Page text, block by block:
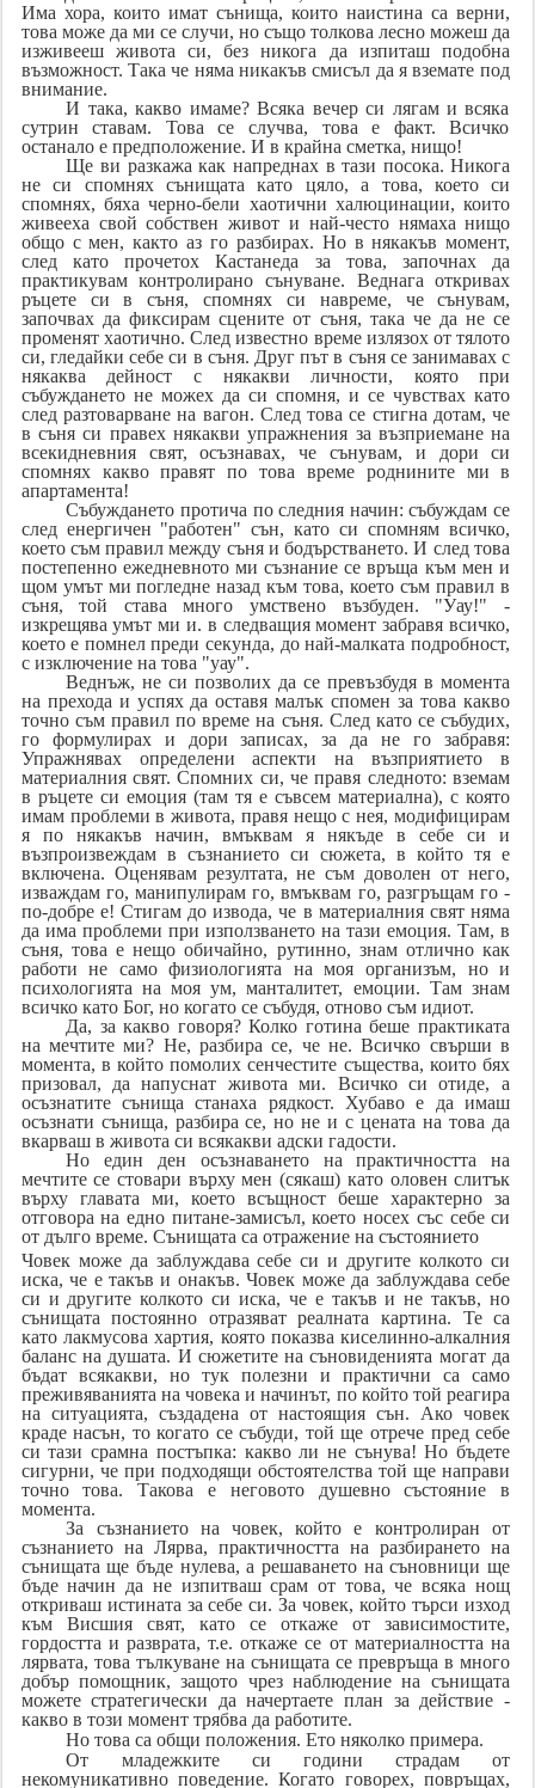
Има хора, които имат сънища, които наистина са верни,
това може да ми се случи, но също толкова лесно можеш да
изживееш живота си, без никога да изпиташ подобна
възможност. Така че няма никакъв смисъл да я вземате под
внимание.
И така, какво имаме? Всяка вечер си лягам и всяка
сутрин ставам. Това се случва, това е факт. Всичко
останало е предположение. И в крайна сметка, нищо!
Ще ви разкажа как напреднах в тази посока. Никога
не си спомнях сънищата като цяло, а това, което си
спомнях, бяха черно-бели хаотични халюцинации, които
живееха свой собствен живот и най-често нямаха нищо
общо с мен, както аз го разбирах. Но в някакъв момент,
след като прочетох Кастанеда за това, започнах да
практикувам контролирано сънуване. Веднага откривах
ръцете си в съня, спомнях си навреме, че сънувам,
започвах да фиксирам сцените от съня, така че да не се
променят хаотично. След известно време излязох от тялото
си, гледайки себе си в съня. Друг път в съня се занимавах с
някаква дейност с някакви личности, която при
събуждането не можех да си спомня, и се чувствах като
след разтоварване на вагон. След това се стигна дотам, че
в съня си правех някакви упражнения за възприемане на
всекидневния свят, осъзнавах, че сънувам, и дори си
спомнях какво правят по това време роднините ми в
апартамента!
Събуждането протича по следния начин: събуждам се
след енергичен "работен" сън, като си спомням всичко,
което съм правил между съня и бодърстването. И след това
постепенно ежедневното ми съзнание се връща към мен и
щом умът ми погледне назад към това, което съм правил в
съня, той става много умствено възбуден. "Уау!" -
изкрещява умът ми и. в следващия момент забравя всичко,
което е помнел преди секунда, до най-малката подробност,
с изключение на това "уау".
Веднъж, не си позволих да се превъзбудя в момента
на прехода и успях да оставя малък спомен за това какво
точно съм правил по време на съня. След като се събудих,
го формулирах и дори записах, за да не го забравя:
Упражнявах определени аспекти на възприятието в
материалния свят. Спомних си, че правя следното: вземам
в ръцете си емоция (там тя е съвсем материална), с която
имам проблеми в живота, правя нещо с нея, модифицирам
я по някакъв начин, вмъквам я някъде в себе си и
възпроизвеждам в съзнанието си сюжета, в който тя е
включена. Оценявам резултата, не съм доволен от него,
изваждам го, манипулирам го, вмъквам го, разгръщам го -
по-добре е! Стигам до извода, че в материалния свят няма
да има проблеми при използването на тази емоция. Там, в
съня, това е нещо обичайно, рутинно, знам отлично как
работи не само физиологията на моя организъм, но и
психологията на моя ум, манталитет, емоции. Там знам
всичко като Бог, но когато се събудя, отново съм идиот.
Да, за какво говоря? Колко готина беше практиката
на мечтите ми? Не, разбира се, че не. Всичко свърши в
момента, в който помолих сенчестите същества, които бях
призовал, да напуснат живота ми. Всичко си отиде, а
осъзнатите сънища станаха рядкост. Хубаво е да имаш
осъзнати сънища, разбира се, но не и с цената на това да
вкарваш в живота си всякакви адски гадости.
Но един ден осъзнаването на практичността на
мечтите се стовари върху мен (сякаш) като оловен слитък
върху главата ми, което всъщност беше характерно за
отговора на едно питане-замисъл, което носех със себе си
от дълго време. Сънищата са отражение на състоянието
Човек може да заблуждава себе си и другите колкото си
иска, че е такъв и онакъв. Човек може да заблуждава себе
си и другите колкото си иска, че е такъв и не такъв, но
сънищата постоянно отразяват реалната картина. Те са
като лакмусова хартия, която показва киселинно-алкалния
баланс на душата. И сюжетите на съновиденията могат да
бъдат всякакви, но тук полезни и практични са само
преживяванията на човека и начинът, по който той реагира
на ситуацията, създадена от настоящия сън. Ако човек
краде насън, то когато се събуди, той ще отрече пред себе
си тази срамна постъпка: какво ли не сънува! Но бъдете
сигурни, че при подходящи обстоятелства той ще направи
точно това. Такова е неговото душевно състояние в
момента.
За съзнанието на човек, който е контролиран от
съзнанието на Лярва, практичността на разбирането на
сънищата ще бъде нулева, а решаването на съновници ще
бъде начин да не изпитваш срам от това, че всяка нощ
откриваш истината за себе си. За човек, който търси изход
към Висшия свят, като се откаже от зависимостите,
гордостта и разврата, т.е. откаже се от материалността на
лярвата, това тълкуване на сънищата се превръща в много
добър помощник, защото чрез наблюдение на сънищата
можете стратегически да начертаете план за действие -
какво в този момент трябва да работите.
Но това са общи положения. Ето няколко примера.
От младежките си години страдам от
некомуникативно поведение. Когато говорех, повръщах,